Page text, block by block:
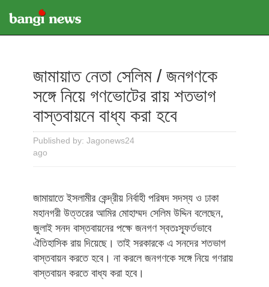
জামায়াত নেতা সেলিম / জনগণকে
সঙ্গে নিয়ে গণভোটের রায় শতভাগ
বাস্তবায়নে বাধ্য করা হবে
Published by: Jagonews24
ago
জামায়াতে ইসলামীর কেন্দ্রীয় নির্বাহী পরিষদ সদস্য ও ঢাকা
মহানগরী উত্তরের আমির মোহাম্মদ সেলিম উদ্দিন বলেছেন,
জুলাই সনদ বাস্তবায়নের পক্ষে জনগণ স্বতঃস্ফূর্তভাবে
ঐতিহাসিক রায় দিয়েছে। তাই সরকারকে এ সনদের শতভাগ
বাস্তবায়ন করতে হবে। না করলে জনগণকে সঙ্গে নিয়ে গণরায়
বাস্তবায়ন করতে বাধ্য করা হবে।